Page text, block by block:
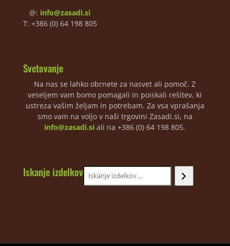
@: info@zasadi.si
T: +386 (0) 64 198 805
Svetovanje
Na nas se lahko obrnete za nasvet ali pomoč. Z
veseljem vam bomo pomagali in poiskali rešitev, ki
ustreza vašim željam in potrebam. Za vsa vprašanja
smo vam na voljo v naši trgovini Zasadi.si, na
info@zasadi.si ali na +386 (0) 64 198 805.
Iskanje izdelkov